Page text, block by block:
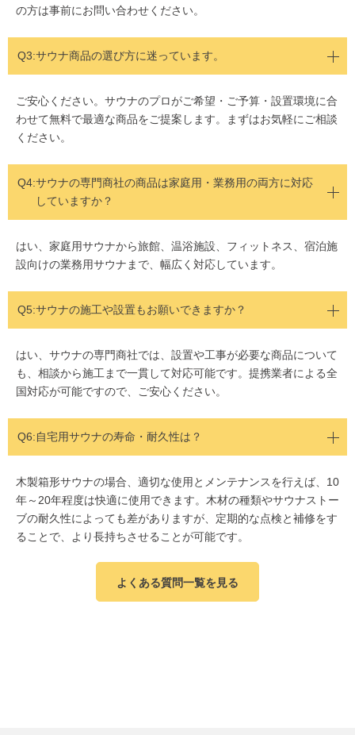
の方は事前にお問い合わせください。
Q3:サウナ商品の選び方に迷っています。
ご安心ください。サウナのプロがご希望・ご予算・設置環境に合
わせて無料で最適な商品をご提案します。まずはお気軽にご相談
ください。
Q4:サウナの専門商社の商品は家庭用・業務用の両方に対応
していますか？
はい、家庭用サウナから旅館、温浴施設、フィットネス、宿泊施
設向けの業務用サウナまで、幅広く対応しています。
Q5:サウナの施工や設置もお願いできますか？
はい、サウナの専門商社では、設置や工事が必要な商品について
も、相談から施工まで一貫して対応可能です。提携業者による全
国対応が可能ですので、ご安心ください。
Q6:自宅用サウナの寿命・耐久性は？
木製箱形サウナの場合、適切な使用とメンテナンスを行えば、10
年～20年程度は快適に使用できます。木材の種類やサウナストー
ブの耐久性によっても差がありますが、定期的な点検と補修をす
ることで、より長持ちさせることが可能です。
よくある質問一覧を見る